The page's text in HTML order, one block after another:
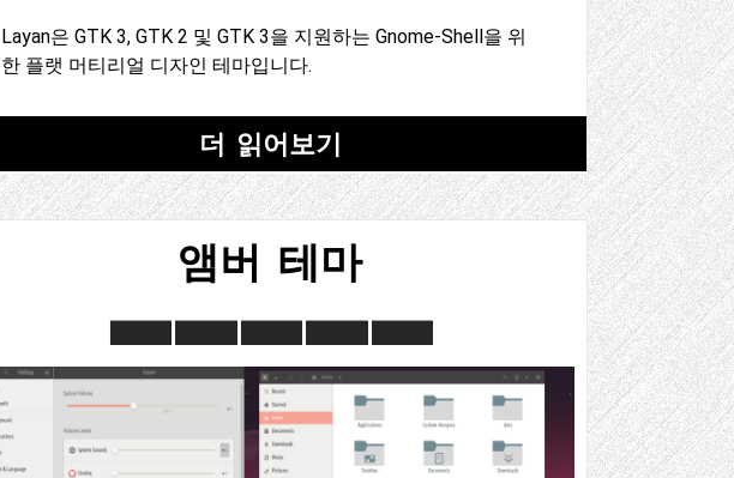
Layan은 GTK 3, GTK 2 및 GTK 3을 지원하는 Gnome-Shell을 위
한 플랫 머티리얼 디자인 테마입니다.
더 읽어보기
앰버 테마